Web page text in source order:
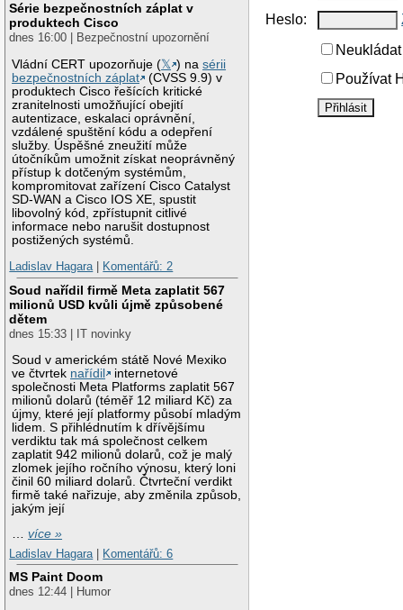
Série bezpečnostních záplat v
produktech Cisco
dnes 16:00 | Bezpečnostní upozornění
Vládní CERT upozorňuje (𝕏 ) nasérii
bezpečnostních záplat
(CVSS 9.9) v
produktech Cisco řešících kritické
zranitelnosti umožňující obejití
autentizace, eskalaci oprávnění,
vzdálené spuštění kódu a odepření
služby. Úspěšné zneužití může
útočníkům umožnit získat neoprávněný
přístup k dotčeným systémům,
kompromitovat zařízení Cisco Catalyst
SD-WAN a Cisco IOS XE, spustit
libovolný kód, zpřístupnit citlivé
informace nebo narušit dostupnost
postižených systémů.
Ladislav Hagara| Komentářů: 2
Soud nařídil firmě Meta zaplatit 567
milionů USD kvůli újmě způsobené
dětem
dnes 15:33 | IT novinky
Soud v americkém státě Nové Mexiko
ve čtvrtek nařídil
internetové
společnosti Meta Platforms zaplatit 567
milionů dolarů (téměř 12 miliard Kč) za
újmy, které její platformy působí mladým
lidem. S přihlédnutím k dřívějšímu
verdiktu tak má společnost celkem
zaplatit 942 milionů dolarů, což je malý
zlomek jejího ročního výnosu, který loni
činil 60 miliard dolarů. Čtvrteční verdikt
firmě také nařizuje, aby změnila způsob,
jakým její
…více »
Ladislav Hagara
Komentářů: 6
MS Paint Doom
dnes 12:44 | Humor
Heslo:
Používat